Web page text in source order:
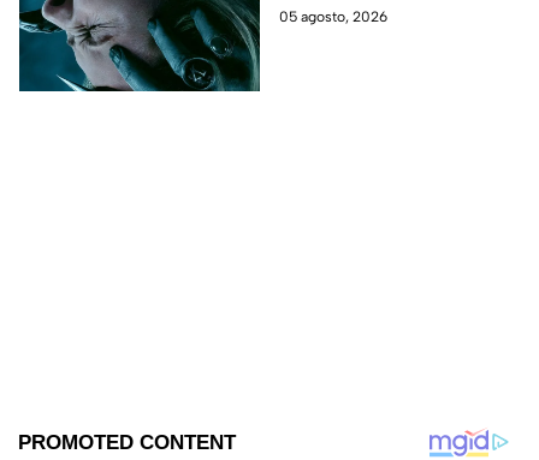
Further. Te contamos todo lo
05 agosto, 2026